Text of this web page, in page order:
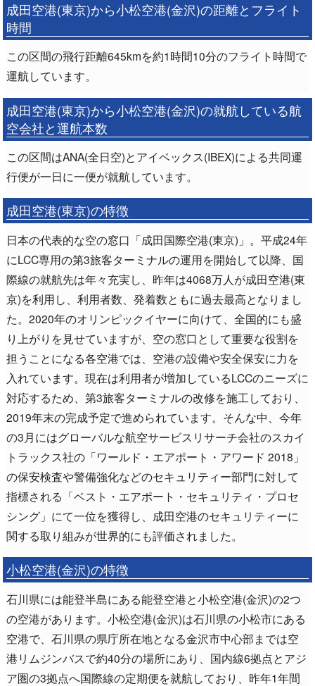
成田空港(東京)から小松空港(金沢)の距離とフライト
時間
この区間の飛行距離645kmを約1時間10分のフライト時間で
運航しています。
成田空港(東京)から小松空港(金沢)の就航している航
空会社と運航本数
この区間はANA(全日空)とアイベックス(IBEX)による共同運
行便が一日に一便が就航しています。
成田空港(東京)の特徴
日本の代表的な空の窓口「成田国際空港(東京)」。平成24年
にLCC専用の第3旅客ターミナルの運用を開始して以降、国
際線の就航先は年々充実し、昨年は4068万人が成田空港(東
京)を利用し、利用者数、発着数ともに過去最高となりまし
た。2020年のオリンピックイヤーに向けて、全国的にも盛
り上がりを見せていますが、空の窓口として重要な役割を
担うことになる各空港では、空港の設備や安全保安に力を
入れています。現在は利用者が増加しているLCCのニーズに
対応するため、第3旅客ターミナルの改修を施工しており、
2019年末の完成予定で進められています。そんな中、今年
の3月にはグローバルな航空サービスリサーチ会社のスカイ
トラックス社の「ワールド・エアポート・アワード 2018」
の保安検査や警備強化などのセキュリティー部門に対して
指標される「ベスト・エアポート・セキュリティ・プロセ
シング」にて一位を獲得し、成田空港のセキュリティーに
関する取り組みが世界的にも評価されました。
小松空港(金沢)の特徴
石川県には能登半島にある能登空港と小松空港(金沢)の2つ
の空港があります。小松空港(金沢)は石川県の小松市にある
空港で、石川県の県庁所在地となる金沢市中心部までは空
港リムジンバスで約40分の場所にあり、国内線6拠点とアジ
ア圏の3拠点へ国際線の定期便を就航しており、昨年1年間